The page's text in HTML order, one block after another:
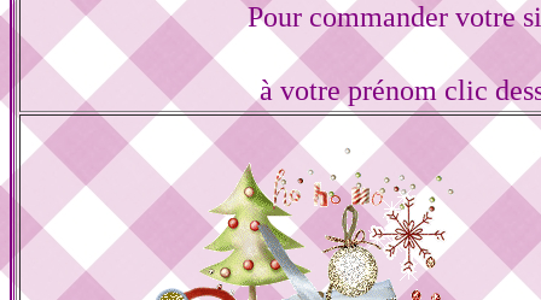
Pour commander votre
à votre prénom clic